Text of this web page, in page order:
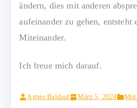
ändern, dies mit anderen
aufeinander zu gehen, entsteht
Miteinander.
Ich freue mich darauf.
Agnes Baldauf März 5, 2024